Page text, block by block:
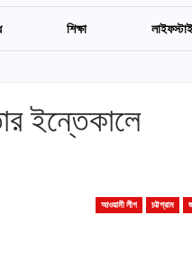
শিক্ষা
ইন্তেকালে
আওয়ামী লীগ চট্টগ্রাম